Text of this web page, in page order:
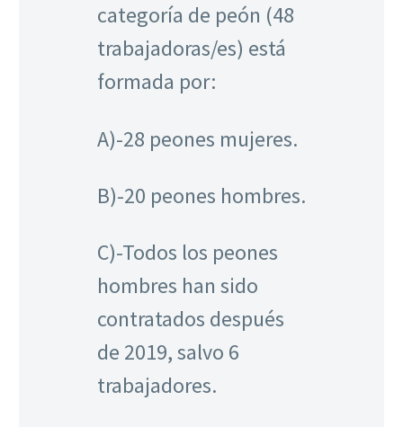
categoría de peón (48
trabajadoras/es) está
formada por:
A)-28 peones mujeres.
B)-20 peones hombres.
C)-Todos los peones
hombres han sido
contratados después
de 2019, salvo 6
trabajadores.